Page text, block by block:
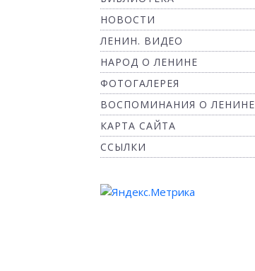
НОВОСТИ
ЛЕНИН. ВИДЕО
НАРОД О ЛЕНИНЕ
ФОТОГАЛЕРЕЯ
ВОСПОМИНАНИЯ О ЛЕНИНЕ
КАРТА САЙТА
ССЫЛКИ